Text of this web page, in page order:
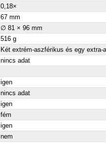
0,18×
67 mm
∅ 81 × 96 mm
516 g
Két extrém-aszférikus és egy
nincs adat
igen
nincs adat
igen
fém
igen
nem